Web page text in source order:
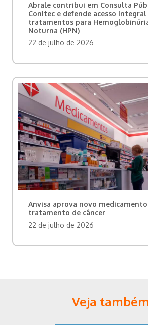
Abrale contribui em Consulta
Conitec e defende acesso integral
tratamentos para
Noturna (HPN)
22 de julho de 2026
Anvisa aprova novo
tratamento de câncer
22 de julho de 2026
Veja também